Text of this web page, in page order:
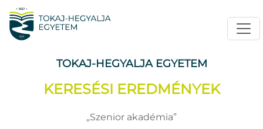
TOKAJ-HEGYALJA EGYETEM
KERESÉSI EREDMÉNYEK
Szenior akadémia